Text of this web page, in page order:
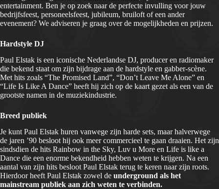
entertainment. Ben je op zoek naar de perfecte invulling voor jouw
bedrijfsfeest, personeelsfeest, jubileum, bruiloft of een ander
evenement? We adviseren je graag over de mogelijkheden en prijzen.
Hardstyle DJ
Paul Elstak is een iconische Nederlandse DJ, producer en radiomaker
die bekend staat om zijn bijdrage aan de hardstyle en gabber-scène.
Met hits zoals “The Promised Land”, “Don’t Leave Me Alone” en
“Life Is Like A Dance” heeft hij zich op de kaart gezet als een van de
grootste namen in de muziekindustrie.
Breed publiek
Je kunt Paul Elstak huren vanwege zijn harde sets, maar halverwege
de jaren ’90 besloot hij ook meer commercieel te gaan draaien. Het zijn
sindsdien de hits Rainbow in the Sky, Luv u More en Life is like a
Dance die een enorme bekendheid hebben weten te krijgen. Na een
aantal van zijn hits besloot Paul Elstak terug te keren naar zijn roots.
Hierdoor heeft Paul Elstak zowel de underground als het
mainstream publiek aan zich weten te verbinden.